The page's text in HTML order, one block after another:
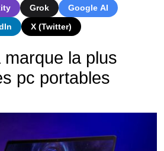
Grok
Google AI
X (Twitter)
marque laplus
pc portables